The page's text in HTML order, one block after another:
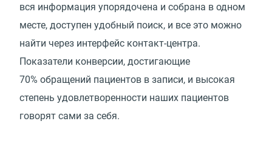
вся информация упорядочена и собрана в одном
месте, доступен удобный поиск, и все это можно
найти через интерфейс контакт-центра.
Показатели конверсии, достигающие
70% обращений пациентов в записи, и высокая
степень удовлетворенности наших пациентов
говорят сами за себя.